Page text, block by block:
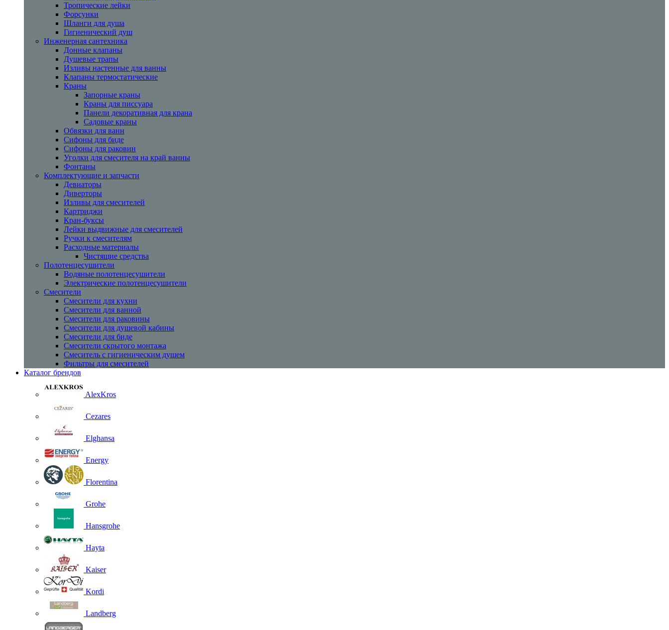
Тропические лейки
Форсунки
Шланги для душа
Гигиенический душ
Инженерная сантехника
Донные клапаны
Душевые трапы
Изливы настенные для ванны
Клапаны термостатические
Краны
Запорные краны
Краны для писсуара
Панели декоративная для крана
Садовые краны
Обвязки для ванн
Сифоны для биде
Сифоны для раковин
Уголки для смесителя на край ванны
Фонтаны
Комплектующие и запчасти
Девиаторы
Диверторы
Изливы для смесителей
Картриджи
Кран-буксы
Лейки выдвижные для смесителей
Ручки к смесителям
Расходные материалы
Чистящие средства
Полотенцесушители
Водяные полотенцесушители
Электрические полотенцесушители
Смесители
Смесители для кухни
Смесители для ванной
Смесители для раковины
Смесители для душевой кабины
Смесители для биде
Смесители скрытого монтажа
Смеситель с гигиеническим душем
Фильтры для смесителей
Каталог брендов
AlexKros
Cezares
Elghansa
Energy
Florentina
Grohe
Hansgrohe
Hayta
Kaiser
Kordi
Landberg